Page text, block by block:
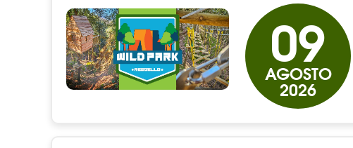
09
AGOSTO
2026